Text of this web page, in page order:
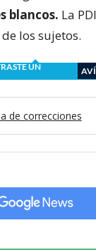
blancos. La
los sujetos.
UN
de correcciones